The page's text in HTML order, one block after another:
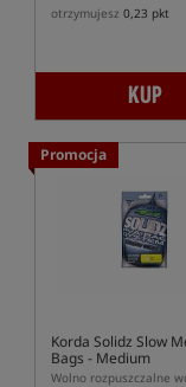
otrzymujesz 0,23 pkt
KUP
Promocja
Korda Solidz Slow
Bags - Medium
Wolno rozpuszczalne